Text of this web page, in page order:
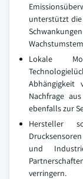
unterstützt
Lokale
Nachfrage
ebenfalls zur
Hersteller
und
verringern.